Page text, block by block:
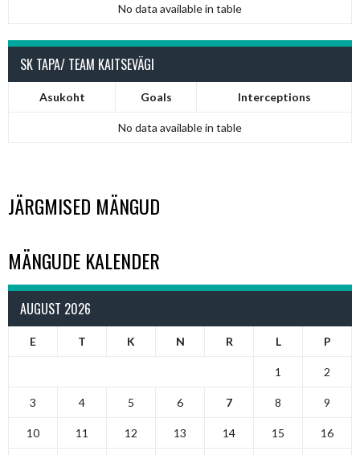
No data available in table
SK TAPA/ TEAM KAITSEVÄGI
Asukoht Goals Interceptions
No data available in table
JÄRGMISED MÄNGUD
MÄNGUDE KALENDER
AUGUST 2026
E T K N R L P
1 2
3 4 5 6 7 8 9
10 11 12 13 14 15 16